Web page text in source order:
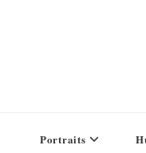
Portraits